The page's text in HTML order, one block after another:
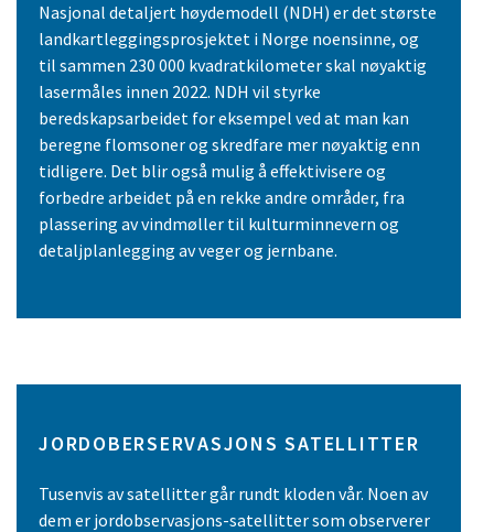
Nasjonal detaljert høydemodell (NDH) er det største
landkartleggingsprosjektet i Norge noensinne, og
til sammen 230 000 kvadratkilometer skal nøyaktig
lasermåles innen 2022. NDH vil styrke
beredskapsarbeidet for eksempel ved at man kan
beregne flomsoner og skredfare mer nøyaktig enn
tidligere. Det blir også mulig å effektivisere og
forbedre arbeidet på en rekke andre områder, fra
plassering av vindmøller til kulturminnevern og
detaljplanlegging av veger og jernbane.
JORDOBERSERVASJONS SATELLITTER
Tusenvis av satellitter går rundt kloden vår. Noen av
dem er jordobservasjons-satellitter som observerer